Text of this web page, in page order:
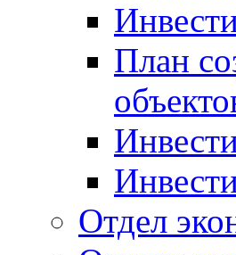
План
Отдел